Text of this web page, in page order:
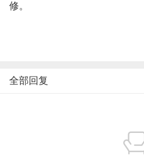
修。
全部回复